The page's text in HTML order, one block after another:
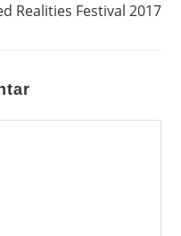
Realities Festival 2017